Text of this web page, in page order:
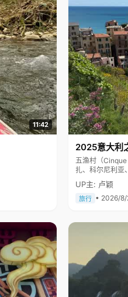
11:42
2025意大利
五渔村（
扎、科尔尼利亚
色彩斑斓，
UP主: 卢颖
旅行 • 2026/